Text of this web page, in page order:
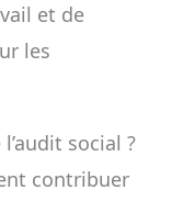
et de
les
social ?
contribuer